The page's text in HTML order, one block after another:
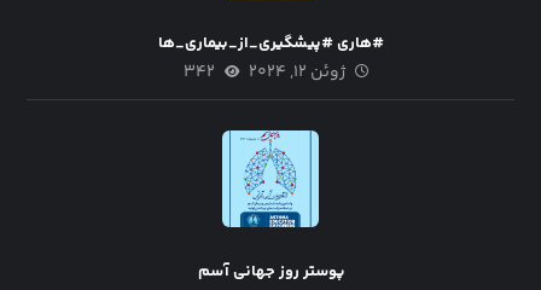
#هاری #پیشگیری_از_بیماری_ها
ژوئن ۱۲, ۲۰۲۴ ۳۴۲
پوستر روز جهانی آسم